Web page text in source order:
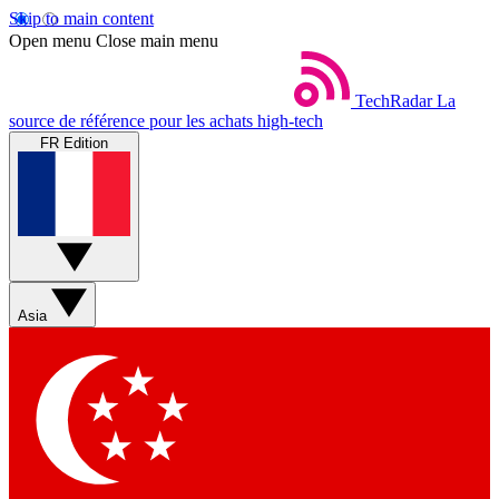
Skip to main content
Open menu Close main menu
TechRadar La
source de référence pour les achats high-tech
FR Edition
Asia